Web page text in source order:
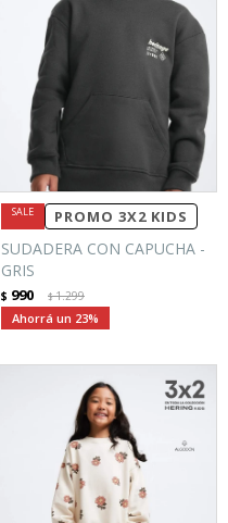
PROMO 3X2 KIDS
SUDADERA CON CAPUCHA -
GRIS
$ 990 $1.299
23